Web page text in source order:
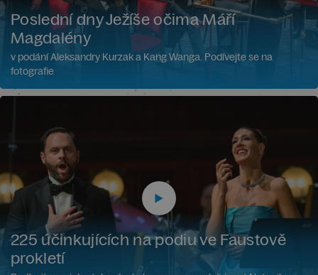
Poslední dny Ježíše očima Máří
Magdalény
v podání Aleksandry Kurzak a Kang Wanga. Podívejte se na
fotografie
225 účinkujících na podiu ve Faustově
prokletí